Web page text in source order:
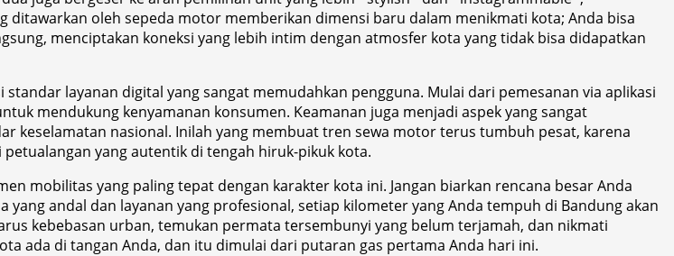
ditawarkan oleh sepeda motor memberikan dimensi baru dalam menikmati kota; Anda bisa
menciptakan koneksi yang lebih intim dengan atmosfer kota yang tidak bisa didapatkan
layanan digital yang sangat memudahkan pengguna. Mulai dari pemesanan via aplikasi
mendukung kenyamanan konsumen. Keamanan juga menjadi aspek yang sangat
keselamatan nasional. Inilah yang membuat tren sewa motor terus tumbuh pesat, karena
yang autentik di tengah hiruk-pikuk kota.
mobilitas yang paling tepat dengan karakter kota ini. Jangan biarkan rencana besar Anda
andal dan layanan yang profesional, setiap kilometer yang Anda tempuh di Bandung akan
kebebasan urban, temukan permata tersembunyi yang belum terjamah, dan nikmati
ada di tangan Anda, dan itu dimulai dari putaran gas pertama Anda hari ini.